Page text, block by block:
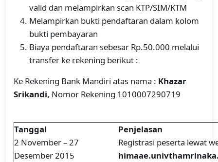
valid dan melampirkan scan KTP/SIM/KTM
Melampirkan bukti pendaftaran dalam kolom
bukti pembayaran
Biaya pendaftaran sebesar Rp.50.000 melalui
transfer ke rekening berikut :
Ke Rekening Bank Mandiri atas nama : Khazar
Srikandi, Nomor Rekening 1010007290719
Tanggal
Penjelasan
2 November – 27
Desember 2015
Registrasi peserta lewat